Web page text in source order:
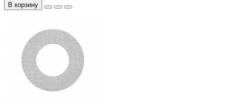
В корзину